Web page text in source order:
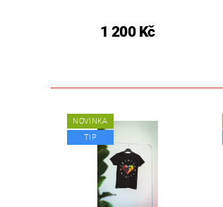
1 200 Kč
NOVINKA
TIP